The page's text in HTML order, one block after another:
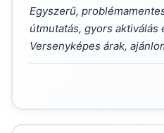
Egyszerű,
útmutatás, gyors aktiválás
Versenyképes árak,